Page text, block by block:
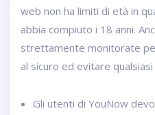
web non ha limiti di età in
abbia compiuto i 18 anni.
strettamente monitorate
al sicuro ed evitare
Gli utenti di YouNow